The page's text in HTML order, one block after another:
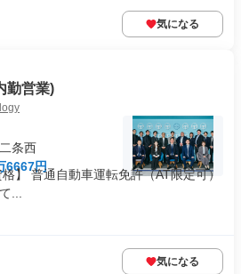
気になる
勤営業)
条西
6667円
】 普通自動車運転免許（AT限定可）
...
気になる